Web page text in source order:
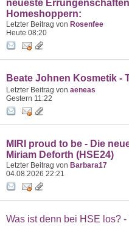
neueste
Homeshoppern:
Letzter Beitrag von Rosenfee
Heute 08:20
Beate Johnen Kosmetik -
Letzter Beitrag von aeneas
Gestern 11:22
MIRI proud to be - Die
Miriam Deforth (HSE24)
Letzter Beitrag von Barbara17
04.08.2026 22:21
Was ist denn bei HSE los? -